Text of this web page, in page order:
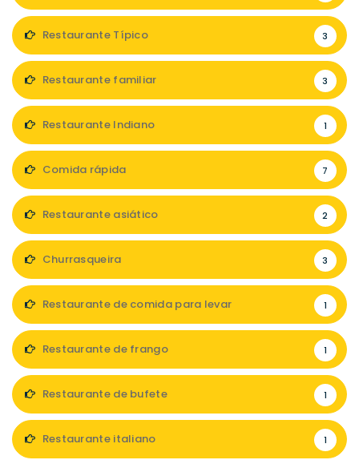
Restaurante Típico 3
Restaurante familiar 3
Restaurante Indiano 1
Comida rápida 7
Restaurante asiático 2
Churrasqueira 3
Restaurante de comida para levar 1
Restaurante de frango 1
Restaurante de bufete 1
Restaurante italiano 1